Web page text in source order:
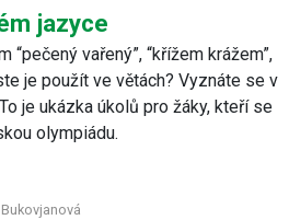
jazyce
vařený”, “křížem krážem”,
je použít ve větách? Vyznáte se v
je ukázka úkolů pro žáky, kteří se
olympiádu.